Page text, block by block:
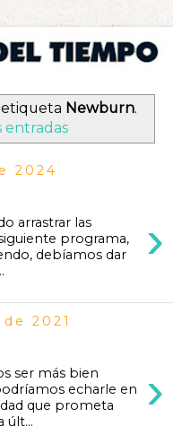
Newburn.
entradas
2024
›
arrastrar las
programa,
debíamos dar
2021
›
ser más bien
echarle en
que prometa
últ...